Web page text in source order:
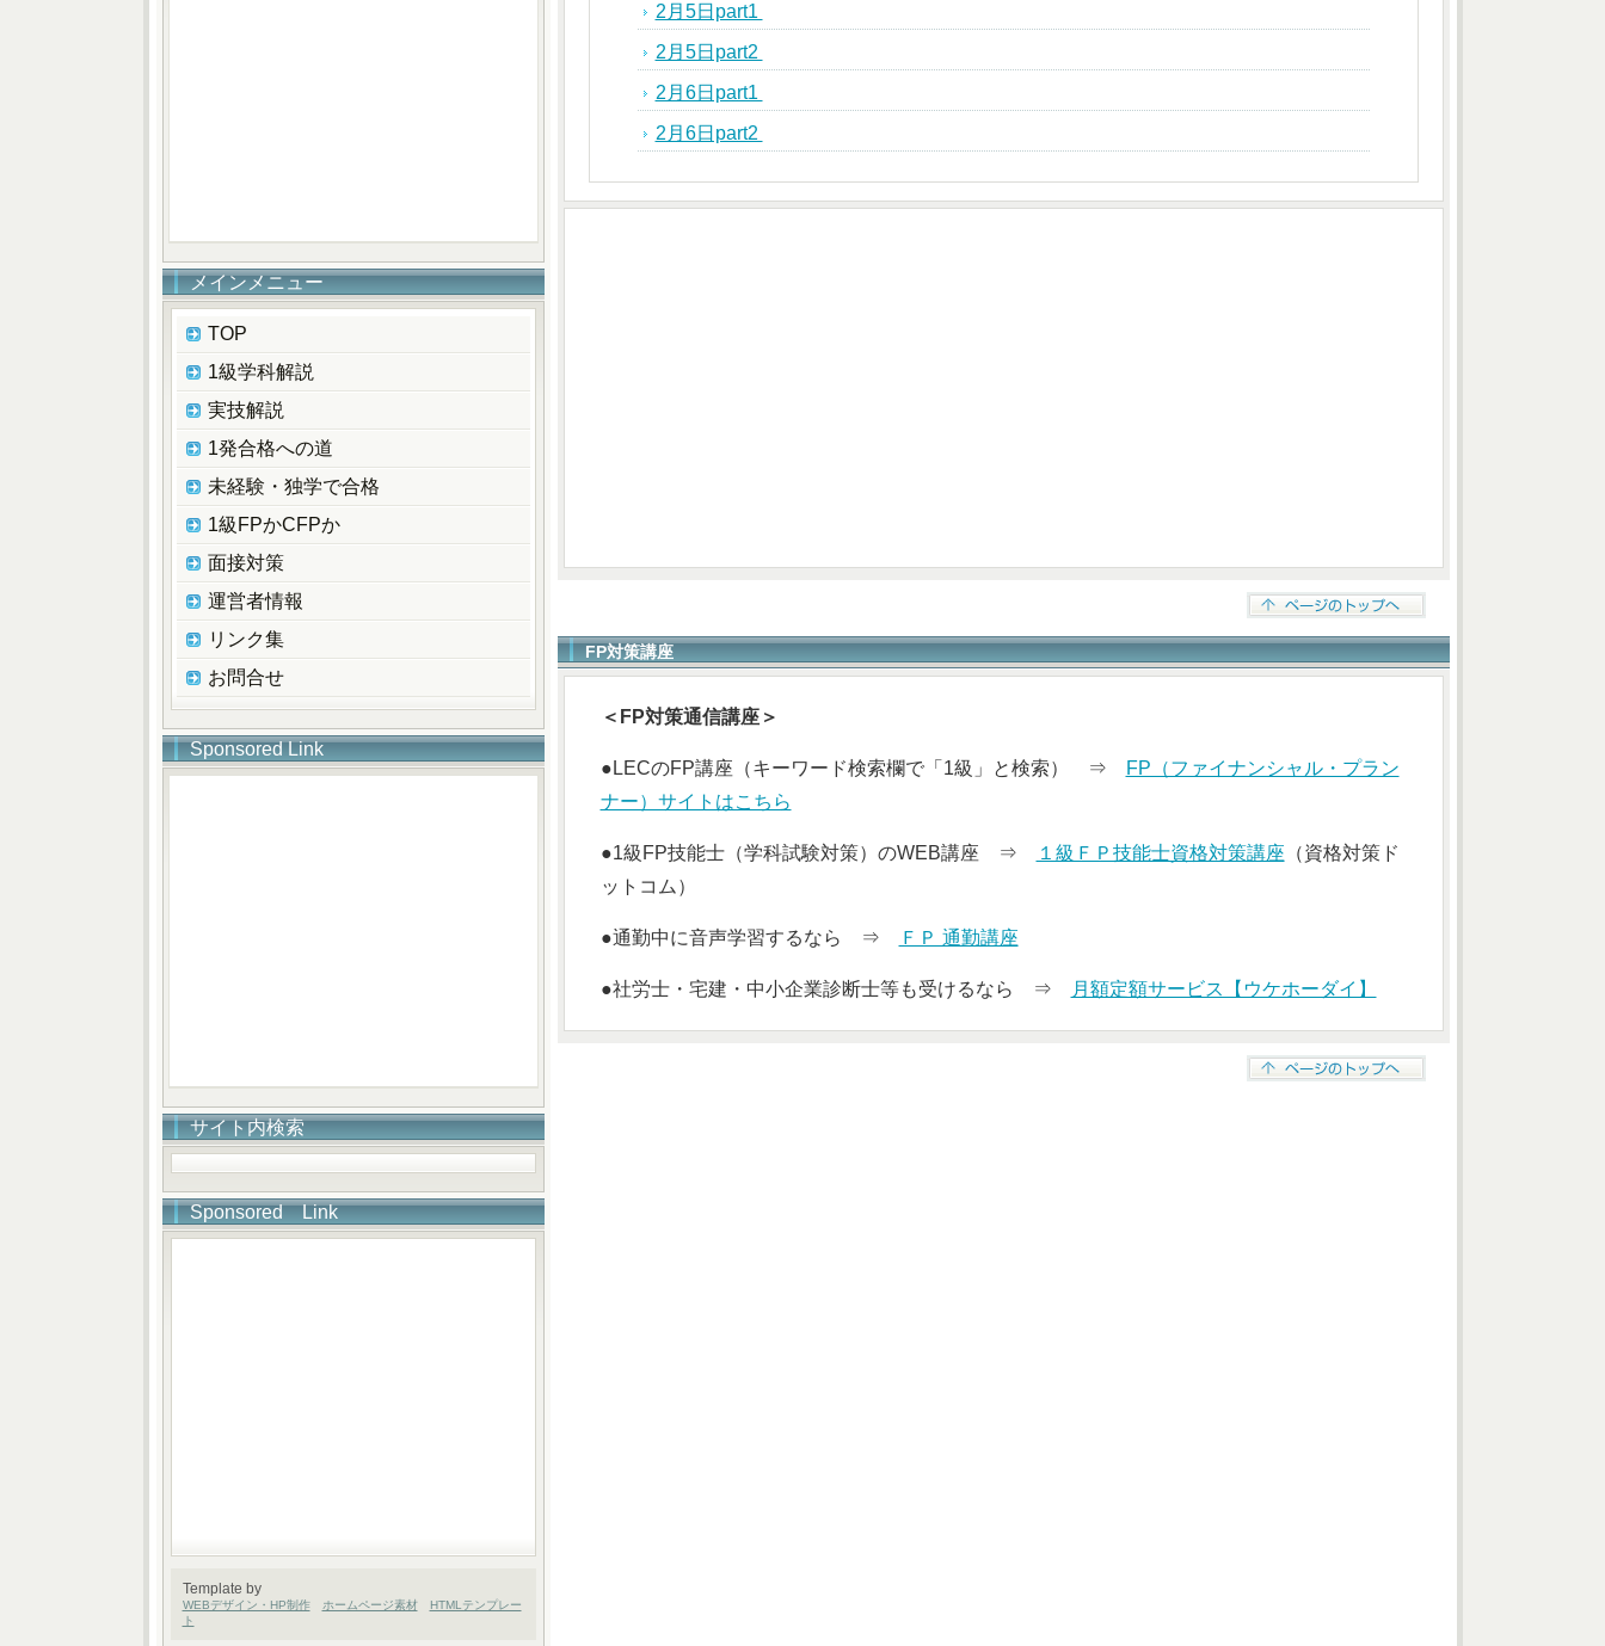
2月5日part1
2月5日part2
2月6日part1
2月6日part2
FP対策講座
＜FP対策通信講座＞
●LECのFP講座（キーワード検索欄で「1級」と検索） ⇒
FP（ファイナンシャル・プラン
ナー）サイトはこちら
●1級FP技能士（学科試験対策）のWEB講座 ⇒ １級ＦＰ技能士資格対策講座 （資格対策ド
ットコム）
●通勤中に音声学習するなら ⇒ ＦＰ 通勤講座
●社労士・宅建・中小企業診断士等も受けるなら ⇒ 月額定額サービス【ウケホーダイ】
メインメニュー
TOP
1級学科解説
実技解説
1発合格への道
未経験・独学で合格
1級FPかCFPか
面接対策
運営者情報
リンク集
お問合せ
Sponsored Link
サイト内検索
Sponsored Link
Template by
WEBデザイン・HP制作 ホームページ素材
HTMLテンプレー
ト